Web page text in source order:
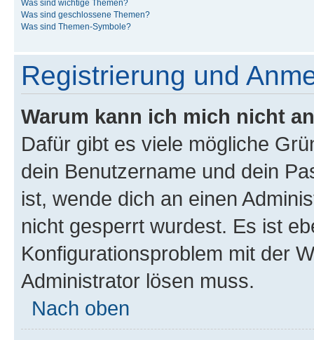
Was sind wichtige Themen?
Was sind geschlossene Themen?
Was sind Themen-Symbole?
Registrierung und
Warum kann ich mich nicht
Dafür gibt es viele mögliche
dein Benutzername und dein
ist, wende dich an einen
nicht gesperrt wurdest. Es ist
Konfigurationsproblem mit der
Administrator lösen muss.
Nach oben